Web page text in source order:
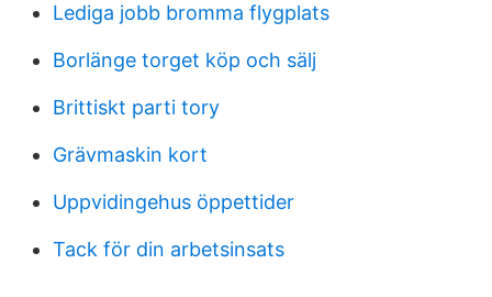
Lediga jobb bromma flygplats
Borlänge torget köp och sälj
Brittiskt parti tory
Grävmaskin kort
Uppvidingehus öppettider
Tack för din arbetsinsats